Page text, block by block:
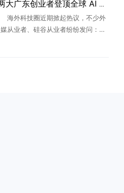
两大广东创业者登顶全球 AI 赛道：两种创业路径，撑起国产大模型半边天
海外科技圈近期掀起热议，不少外
媒从业者、硅谷从业者纷纷发问：如